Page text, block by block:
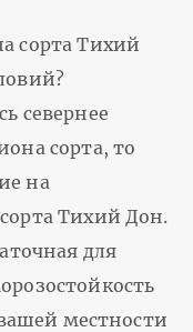
сорта Тихий
севернее
сорта, то
на
Тихий Дон.
для
местности